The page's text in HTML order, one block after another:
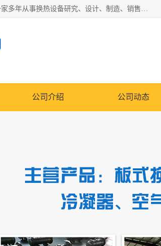
泰州市金锐达换热设备制造有限公司座落于鱼米之乡、祥泰之州一江苏泰州。是一家多年从事换热设备研究、设计、制造、销售、服务于一体的生产企业。
公司介绍 公司动态